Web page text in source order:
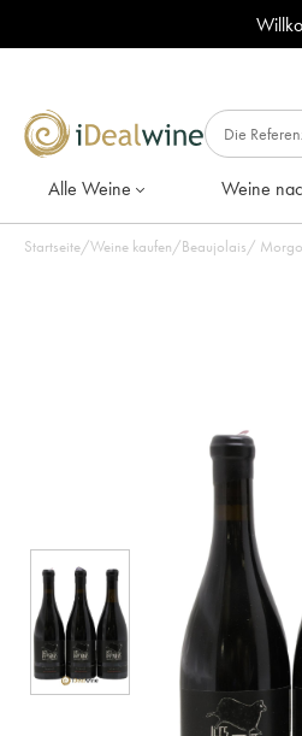
Alle Weine Weine
Startseite/Weine kaufen/Beaujolais/